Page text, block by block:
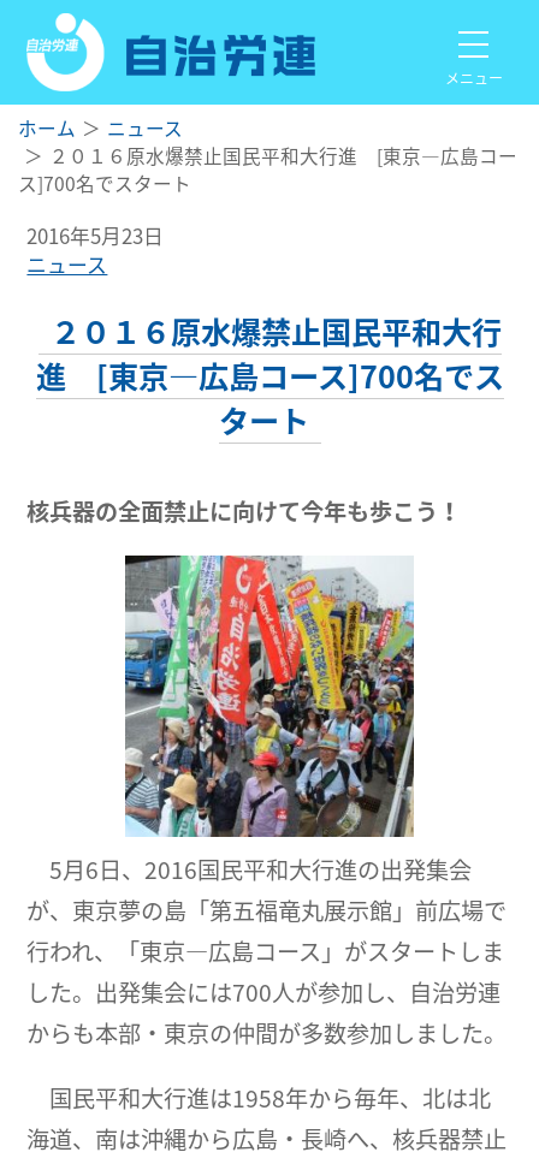
メニュー
ホーム
ニュース
２０１６原水爆禁止国民平和大行進 [東京―広島コー
ス]700名でスタート
2016年5月23日
ニュース
２０１６原水爆禁止国民平和大行
進 [東京―広島コース]700名でス
タート
核兵器の全面禁止に向けて今年も歩こう！
5月6日、2016国民平和大行進の出発集会
が、東京夢の島「第五福竜丸展示館」前広場で
行われ、「東京―広島コース」がスタートしま
した。出発集会には700人が参加し、自治労連
からも本部・東京の仲間が多数参加しました。
国民平和大行進は1958年から毎年、北は北
海道、南は沖縄から広島・長崎へ、核兵器禁止